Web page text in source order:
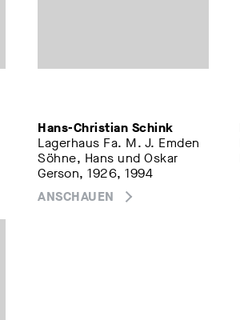
Hans-Christian Schink
Lagerhaus Fa. M. J. Emden
Söhne, Hans und Oskar
Gerson, 1926, 1994
ANSCHAUEN